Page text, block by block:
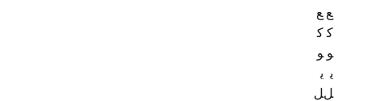
ع
ک
و
ی
ل‌
ع
ک
و
ی
ل